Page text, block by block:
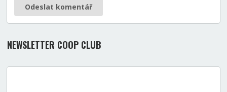
Odeslat komentář
NEWSLETTER COOP CLUB